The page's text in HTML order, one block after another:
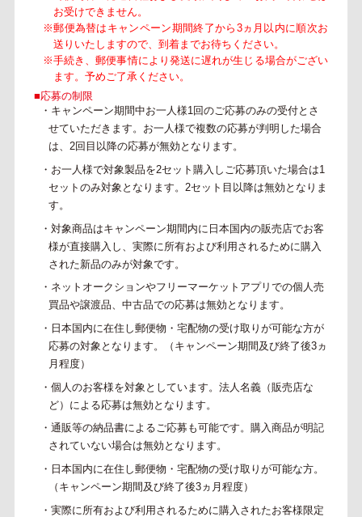
お受けできません。
※郵便為替はキャンペーン期間終了から3ヵ月以内に順次お
送りいたしますので、到着までお待ちください。
※手続き、郵便事情により発送に遅れが生じる場合がござい
ます。予めご了承ください。
■応募の制限
・キャンペーン期間中お一人様1回のご応募のみの受付とさ
せていただきます。お一人様で複数の応募が判明した場合
は、2回目以降の応募が無効となります。
・お一人様で対象製品を2セット購入しご応募頂いた場合は1
セットのみ対象となります。2セット目以降は無効となりま
す。
・対象商品はキャンペーン期間内に日本国内の販売店でお客
様が直接購入し、実際に所有および利用されるために購入
された新品のみが対象です。
・ネットオークションやフリーマーケットアプリでの個人売
買品や譲渡品、中古品での応募は無効となります。
・日本国内に在住し郵便物・宅配物の受け取りが可能な方が
応募の対象となります。（キャンペーン期間及び終了後3ヵ
月程度）
・個人のお客様を対象としています。法人名義（販売店な
ど）による応募は無効となります。
・通販等の納品書によるご応募も可能です。購入商品が明記
されていない場合は無効となります。
・日本国内に在住し郵便物・宅配物の受け取りが可能な方。
（キャンペーン期間及び終了後3ヵ月程度）
・実際に所有および利用されるために購入されたお客様限定